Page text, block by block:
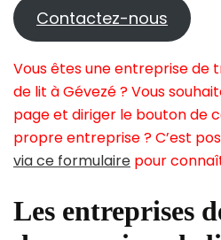
Contactez-nous
Vous êtes une entreprise de
de lit à Gévezé ? Vous
page et diriger le bouton de
propre entreprise ? C’est
via ce formulaire pour
Les entreprises